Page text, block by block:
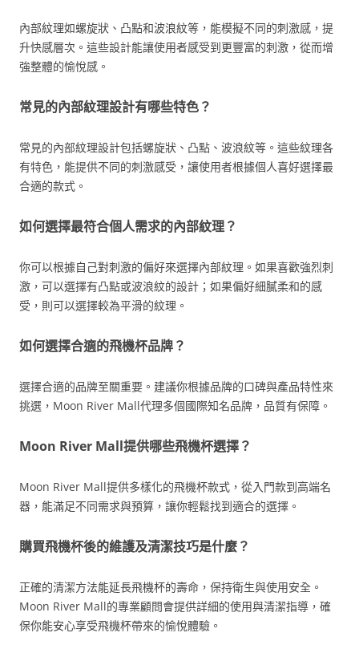
內部紋理如螺旋狀、凸點和波浪紋等，能模擬不同的刺激感，提
升快感層次。這些設計能讓使用者感受到更豐富的刺激，從而增
強整體的愉悅感。
常見的內部紋理設計有哪些特色？
常見的內部紋理設計包括螺旋狀、凸點、波浪紋等。這些紋理各
有特色，能提供不同的刺激感受，讓使用者根據個人喜好選擇最
合適的款式。
如何選擇最符合個人需求的內部紋理？
你可以根據自己對刺激的偏好來選擇內部紋理。如果喜歡強烈刺
激，可以選擇有凸點或波浪紋的設計；如果偏好細膩柔和的感
受，則可以選擇較為平滑的紋理。
如何選擇合適的飛機杯品牌？
選擇合適的品牌至關重要。建議你根據品牌的口碑與產品特性來
挑選，Moon River Mall代理多個國際知名品牌，品質有保障。
Moon River Mall提供哪些飛機杯選擇？
Moon River Mall提供多樣化的飛機杯款式，從入門款到高端名
器，能滿足不同需求與預算，讓你輕鬆找到適合的選擇。
購買飛機杯後的維護及清潔技巧是什麼？
正確的清潔方法能延長飛機杯的壽命，保持衛生與使用安全。
Moon River Mall的專業顧問會提供詳細的使用與清潔指導，確
保你能安心享受飛機杯帶來的愉悅體驗。